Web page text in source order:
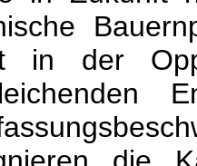
in der